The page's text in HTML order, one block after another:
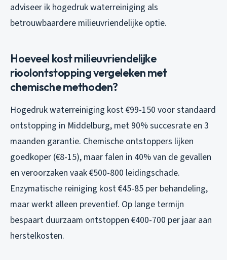
adviseer ik hogedruk waterreiniging als
betrouwbaardere milieuvriendelijke optie.
Hoeveel kost milieuvriendelijke
rioolontstopping vergeleken met
chemische methoden?
Hogedruk waterreiniging kost €99-150 voor standaard
ontstopping in Middelburg, met 90% succesrate en 3
maanden garantie. Chemische ontstoppers lijken
goedkoper (€8-15), maar falen in 40% van de gevallen
en veroorzaken vaak €500-800 leidingschade.
Enzymatische reiniging kost €45-85 per behandeling,
maar werkt alleen preventief. Op lange termijn
bespaart duurzaam ontstoppen €400-700 per jaar aan
herstelkosten.